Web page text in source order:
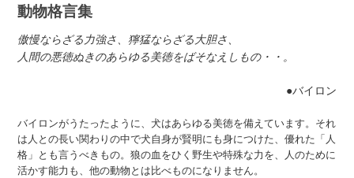
動物格言集
傲慢ならざる力強さ、獰猛ならざる大胆さ、
人間の悪徳ぬきのあらゆる美徳をばそなえしもの・・。
●バイロン
バイロンがうたったように、犬はあらゆる美徳を備えています。それ
は人との長い関わりの中で犬自身が賢明にも身につけた、優れた「人
格」とも言うべきもの。狼の血をひく野生や特殊な力を、人のために
活かす能力も、他の動物とは比べものになりません。